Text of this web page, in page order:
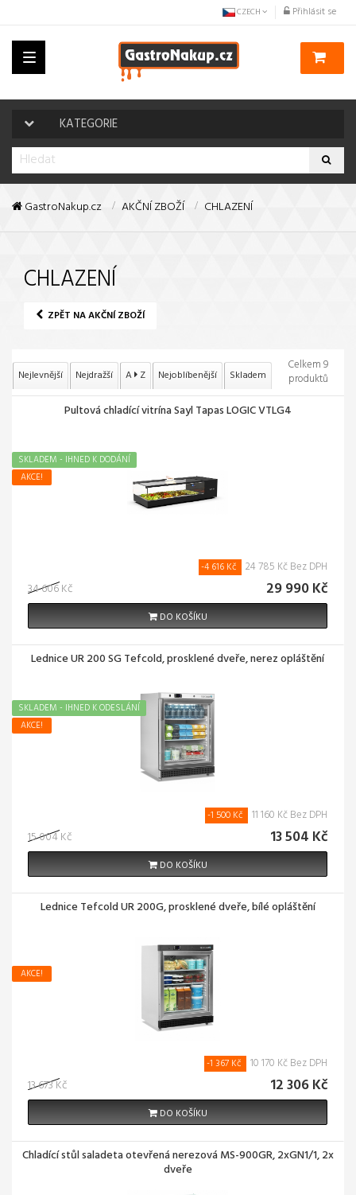
Přihlásit se
CZECH
Toggle
navigation
KATEGORIE
GastroNakup.cz AKČNÍ ZBOŽÍ CHLAZENÍ
CHLAZENÍ
ZPĚT NA AKČNÍ ZBOŽÍ
Nejlevnější Nejdražší A Z Nejoblíbenější Skladem
Celkem 9
produktů
Pultová chladící vitrína Sayl Tapas LOGIC VTLG4
AKCE!
SKLADEM - IHNED K DODÁNÍ
34 606 Kč
-4 616 Kč 24 785 Kč Bez DPH
29 990 Kč
DO KOŠÍKU
Lednice UR 200 SG Tefcold, prosklené dveře, nerez opláštění
AKCE!
SKLADEM - IHNED K ODESLÁNÍ
15 004 Kč
-1 500 Kč 11 160 Kč Bez DPH
13 504 Kč
DO KOŠÍKU
Lednice Tefcold UR 200G, prosklené dveře, bílé opláštění
AKCE!
13 673 Kč
-1 367 Kč 10 170 Kč Bez DPH
12 306 Kč
DO KOŠÍKU
Chladící stůl saladeta otevřená nerezová MS-900GR, 2xGN1/1, 2x
dveře